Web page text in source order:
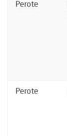
Perote
Perote